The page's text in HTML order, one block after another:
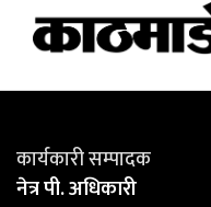
कार्यकारी सम्पादक
नेत्र पी. अधिकारी